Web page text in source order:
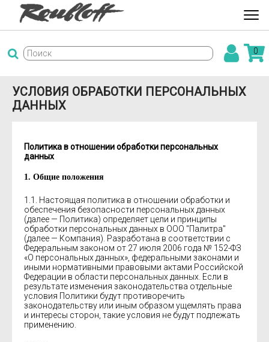
0
УСЛОВИЯ ОБРАБОТКИ ПЕРСОНАЛЬНЫХ
ДАННЫХ
Политика в отношении обработки персональных
данных
1. Общие положения
1.1. Настоящая политика в отношении обработки и
обеспечения безопасности персональных данных
(далее — Политика) определяет цели и принципы
обработки персональных данных в ООО "Палитра"
(далее — Компания). Разработана в соответствии с
Федеральным законом от 27 июля 2006 года № 152-ФЗ
«О персональных данных», федеральными законами и
иными нормативными правовыми актами Российской
Федерации в области персональных данных. Если в
результате изменения законодательства отдельные
условия Политики будут противоречить
законодательству или иным образом ущемлять права
и интересы сторон, такие условия не будут подлежать
применению.